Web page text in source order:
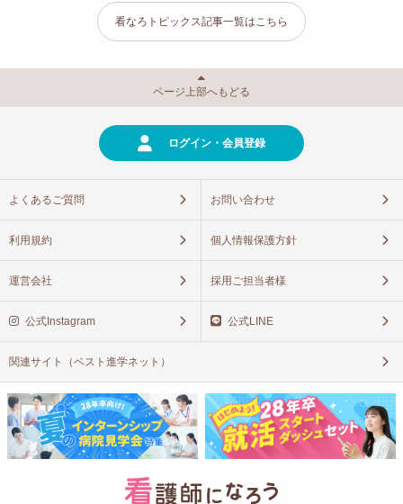
看なろトピックス記事一覧はこちら
ページ上部へもどる
ログイン・会員登録
よくあるご質問 お問い合わせ
利用規約 個人情報保護方針
運営会社 採用ご担当者様
公式Instagram 公式LINE
関連サイト（ベスト進学ネット）